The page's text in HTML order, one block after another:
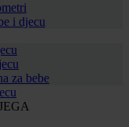
i djecu
za bebe